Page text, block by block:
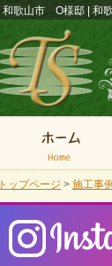
和歌山市 O様邸 | 和
トップページ > 施工事例